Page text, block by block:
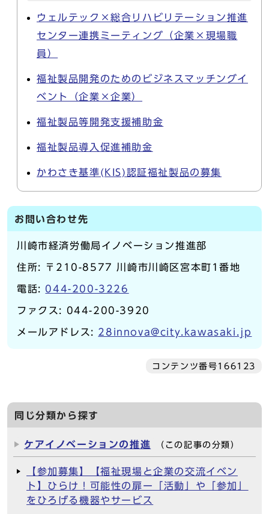
ウェルテック×総合リハビリテーション推進
センター連携ミーティング（企業×現場職
員）
福祉製品開発のためのビジネスマッチングイ
ベント（企業×企業）
福祉製品等開発支援補助金
福祉製品導入促進補助金
かわさき基準(KIS)認証福祉製品の募集
お問い合わせ先
川崎市経済労働局イノベーション推進部
住所: 〒210-8577 川崎市川崎区宮本町1番地
電話: 044-200-3226
ファクス: 044-200-3920
メールアドレス: 28innova@city.kawasaki.jp
コンテンツ番号166123
同じ分類から探す
ケアイノベーションの推進 （この記事の分類）
【参加募集】【福祉現場と企業の交流イベン
ト】ひらけ！可能性の扉ー「活動」や「参加」
をひろげる機器やサービス